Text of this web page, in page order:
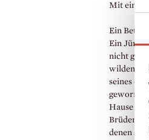
Mit einem
Ein
Ein
nicht
wilden
seines
geworfen.
Hause
Brüder
denen sie